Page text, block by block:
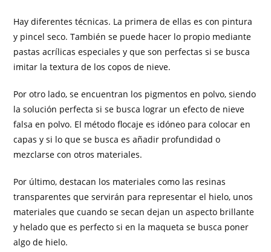
Hay diferentes técnicas. La primera de ellas es con pintura
y pincel seco. También se puede hacer lo propio mediante
pastas acrílicas especiales y que son perfectas si se busca
imitar la textura de los copos de nieve.
Por otro lado, se encuentran los pigmentos en polvo, siendo
la solución perfecta si se busca lograr un efecto de nieve
falsa en polvo. El método flocaje es idóneo para colocar en
capas y si lo que se busca es añadir profundidad o
mezclarse con otros materiales.
Por último, destacan los materiales como las resinas
transparentes que servirán para representar el hielo, unos
materiales que cuando se secan dejan un aspecto brillante
y helado que es perfecto si en la maqueta se busca poner
algo de hielo.